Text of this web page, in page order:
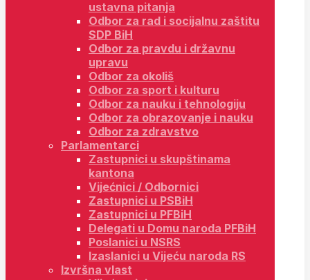
ustavna pitanja
Odbor za rad i socijalnu zaštitu
SDP BiH
Odbor za pravdu i državnu
upravu
Odbor za okoliš
Odbor za sport i kulturu
Odbor za nauku i tehnologiju
Odbor za obrazovanje i nauku
Odbor za zdravstvo
Parlamentarci
Zastupnici u skupštinama
kantona
Vijećnici / Odbornici
Zastupnici u PSBiH
Zastupnici u PFBiH
Delegati u Domu naroda PFBiH
Poslanici u NSRS
Izaslanici u Vijeću naroda RS
Izvršna vlast